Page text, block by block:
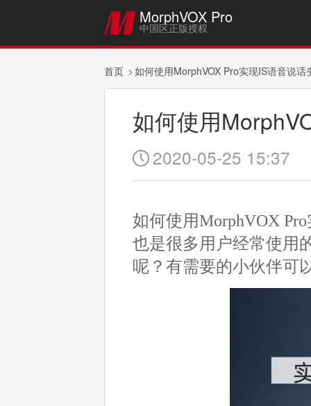
 MorphVOX Pro
中国区正版授权
首页 如何使用MorphVOX Pro实现IS语音说话
如何使用
 2020-05-25 15:37
如何使用MorphVOX
也是很多用户经常使用
呢？有需要的小伙伴可